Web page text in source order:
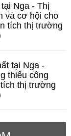
Nga - Thị
và cơ hội cho
tích thị trường
tại Nga -
thiếu công
thị trường